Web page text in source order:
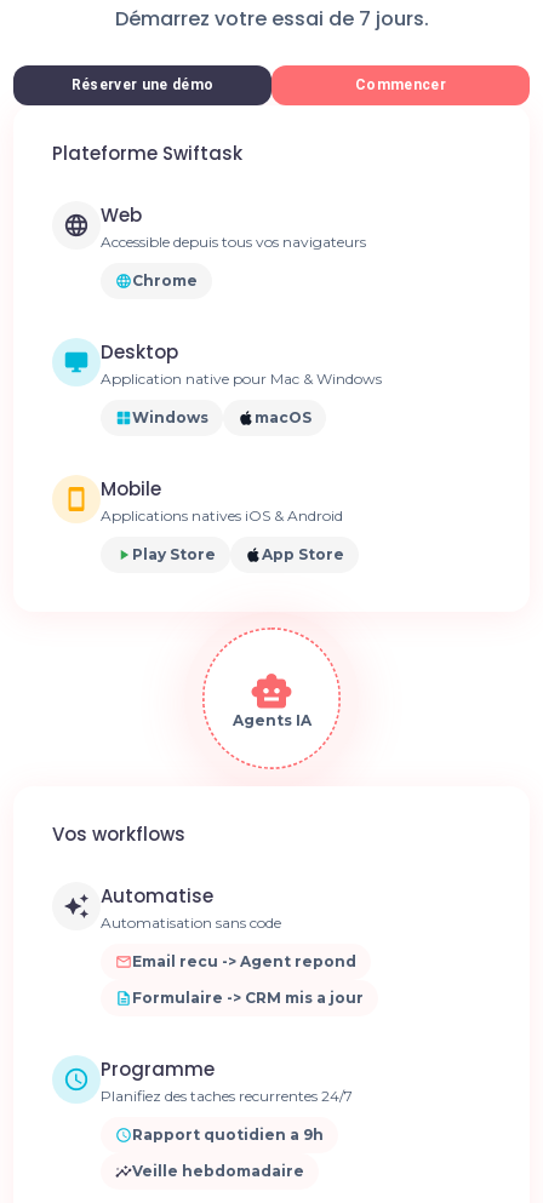
Démarrez votre essai de 7 jours.
Réserver une démo Commencer
Plateforme Swiftask
Web
Accessible depuis tous vos navigateurs
Chrome
Desktop
Application native pour Mac & Windows
Windows macOS
Mobile
Applications natives iOS & Android
Play Store App Store
Agents IA
Vos workflows
Automatise
Automatisation sans code
Email recu -> Agent repond
Formulaire -> CRM mis a jour
Programme
Planifiez des taches recurrentes 24/7
Rapport quotidien a 9h
Veille hebdomadaire